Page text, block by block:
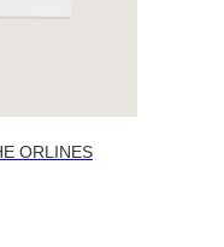
ORLINES